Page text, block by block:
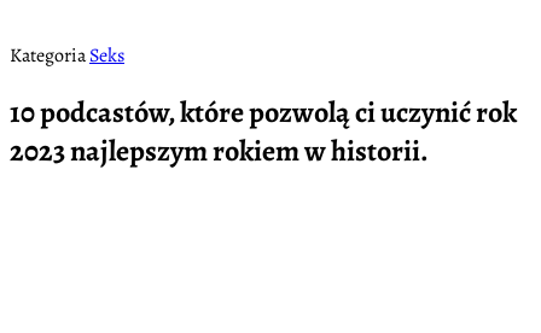
KategoriaSeks
10 podcastów, które pozwolą ci uczynić rok
2023 najlepszym rokiem w historii.